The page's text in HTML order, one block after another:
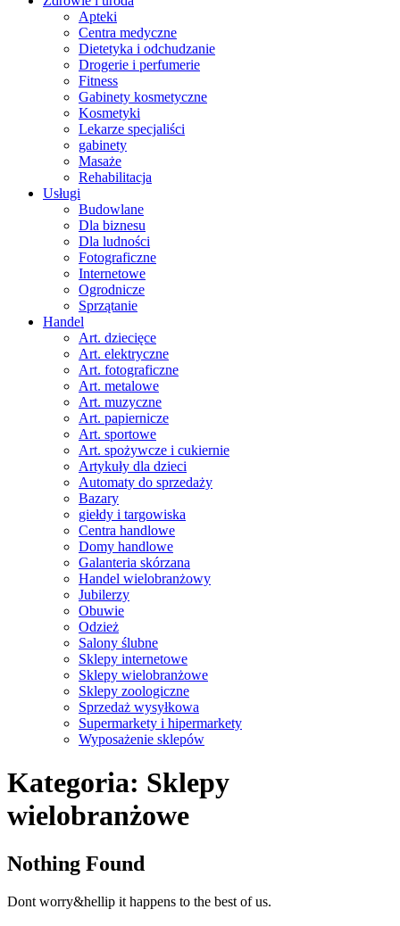
Apteki
Centra medyczne
Dietetyka i odchudzanie
Drogerie i perfumerie
Fitness
Gabinety kosmetyczne
Kosmetyki
Lekarze specjaliści
gabinety
Masaże
Rehabilitacja
Usługi
Budowlane
Dla biznesu
Dla ludności
Fotograficzne
Internetowe
Ogrodnicze
Sprzątanie
Handel
Art. dziecięce
Art. elektryczne
Art. fotograficzne
Art. metalowe
Art. muzyczne
Art. papiernicze
Art. sportowe
Art. spożywcze i cukiernie
Artykuły dla dzieci
Automaty do sprzedaży
Bazary
giełdy i targowiska
Centra handlowe
Domy handlowe
Galanteria skórzana
Handel wielobranżowy
Jubilerzy
Obuwie
Odzież
Salony ślubne
Sklepy internetowe
Sklepy wielobranżowe
Sklepy zoologiczne
Sprzedaż wysyłkowa
Supermarkety i hipermarkety
Wyposażenie sklepów
Menu
Kategoria: Sklepy
wielobranżowe
Nothing Found
Dont worry&hellip it happens to the best of us.